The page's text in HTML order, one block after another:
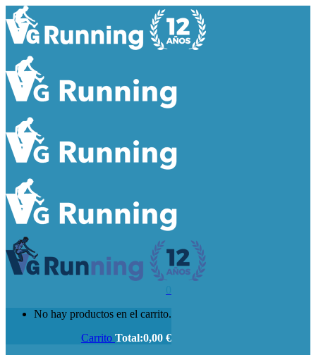
No hay productos en el carrito.
Carrito Total:0,00 €